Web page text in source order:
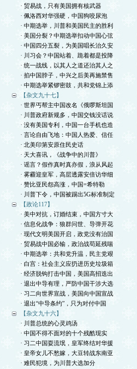
· 贸易战，只有美国拥有核武器
· 佩洛西对华强硬，中国狗咬尿泡
· 中期选举，川普和美国民主的胜利
· 美国分裂？中期选举扣动中国心弦
· 中国四分五裂，为美国唱长治久安
· 川习会？中国站着、跪着都是投降
· 统一战线，以其人之道还治其人之
· 掐中国脖子，中兴之后美再施禁售
· 中期选举紧锣密鼓，共和党锦上添
【杂文九十七】
· 世界丐帮主中国改名《俄啰斯坦国
· 川普政府新规多，中国交钱没话说
· 没有美国专利，中国一台手机也造
· 言论自由飞地：中国人热爱、信任
· 北美印第安原住民史话
· 天大喜讯，《战争中的川普》
· 谣言？假作真时真亦假，浪从风起
· 雾霾迎皇军，高层透露安倍访华细
· 赞比亚民怨高涨，中国=希特勒
· 川普下令，中国被踢出5G标准制定
【政论117】
· 美中对抗，订婚结束，中国方寸大
· 信息化战争：狼群问世、导弹开花
· 现代文明美国开启，政党没有治国
· 贸易战中国必输，政治战苟延残喘
· 中期选举：共和党升温，民主党艰
· 白宫：社会主义应扔进历史垃圾箱
· 经济脱钩打击中国，美国高招迭出
· 退出中导有理，严防中国干涉大选
· 习二向世界宣战，美国向中国宣战
· 退出“中导条约”，只为对付中国
【杂文九十六】
· 川普总统的心灵鸡汤
· 中国不得不面对的十个残酷现实
· 习二中国耍流氓，皇军终结对华援
· 皇帝女儿不愁嫁，大豆转战东南亚
· 难民犯境，为川普大选加分